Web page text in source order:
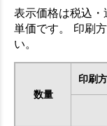
表示価格は税込
単価です。 印刷
い。
数量
印刷